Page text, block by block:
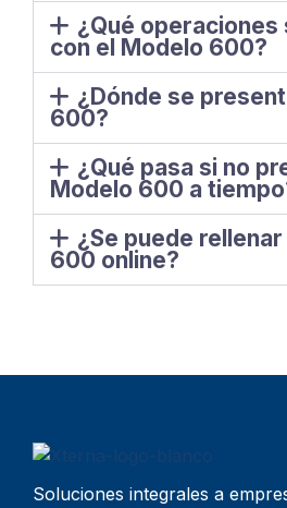
¿Qué operaciones
con el Modelo 600?
¿Dónde se
600?
¿Qué pasa si no
Modelo 600 a
¿Se puede
600 online?
Soluciones integrales a